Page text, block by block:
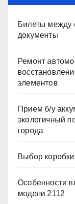
Билеты между
документы
Ремонт
элементов
Прием б/у
экологичный
города
Выбор
Особенности
модели 2112